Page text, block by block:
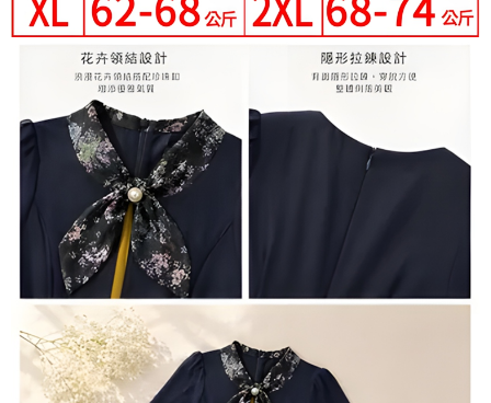
易，需依本服務之必要範圍內提供個人資料，並將交易相關給付款項請求債
權轉讓予恩沛科技股份有限公司。
２．關於個人資料處理事宜，請瀏覽以下網址：
https://aftee.tw/terms/#terms3
３．未成年的使用者請事先徵得法定代理人或監護人之同意方可使用
「AFTEE先享後付」，若未經同意申辦者引起之損失，本公司不負相關責
任。
４．使用「AFTEE先享後付」時，將依據個別帳號之用戶狀況，依本公司即
時審查核予不同之上限額度；若仍有額度不足之情形，本公司將視審查結果
請求用戶進行身份認證。
５．嚴禁一人註冊多個帳號或使用他人資訊註冊。若發現惡意使用之情形，
恩沛科技股份有限公司將有權停止該用戶之使用額度並採取法律行動。
付款後7-11取貨
每筆NT$80，滿NT$699(含以上)免運費
每筆NT$70，滿NT$699(含以上)免運費
離島-郵局寄送
每筆NT$90，滿NT$699(含以上)免運費
國家/地區配送